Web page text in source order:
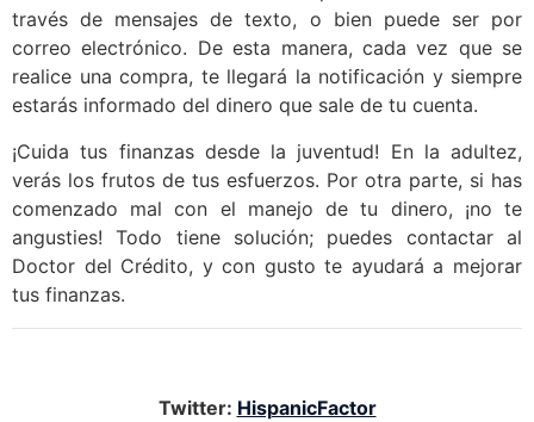
través de mensajes de texto, o bien puede ser por
correo electrónico. De esta manera, cada vez que se
realice una compra, te llegará la notificación y siempre
estarás informado del dinero que sale de tu cuenta.
¡Cuida tus finanzas desde la juventud! En la adultez,
verás los frutos de tus esfuerzos. Por otra parte, si has
comenzado mal con el manejo de tu dinero, ¡no te
angusties! Todo tiene solución; puedes contactar al
Doctor del Crédito, y con gusto te ayudará a mejorar
tus finanzas.
Twitter: HispanicFactor